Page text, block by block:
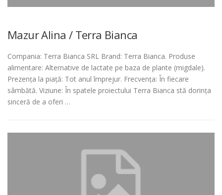
Mazur Alina / Terra Bianca
Compania: Terra Bianca SRL Brand: Terra Bianca. Produse
alimentare: Alternative de lactate pe baza de plante (migdale).
Prezența la piață: Tot anul împrejur. Frecvența: În fiecare
sâmbătă. Viziune: În spatele proiectului Terra Bianca stă dorința
sinceră de a oferi …